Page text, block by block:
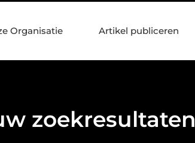
Organisatie Artikel publiceren
zoekresultaten